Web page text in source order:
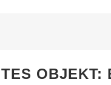
OBJEKT: